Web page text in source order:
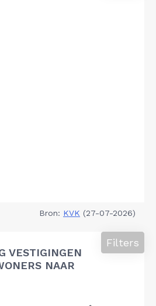
Bron: KVK (27-07-2026)
VESTIGINGEN
NAAR
Filters